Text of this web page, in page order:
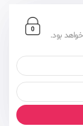
بود.